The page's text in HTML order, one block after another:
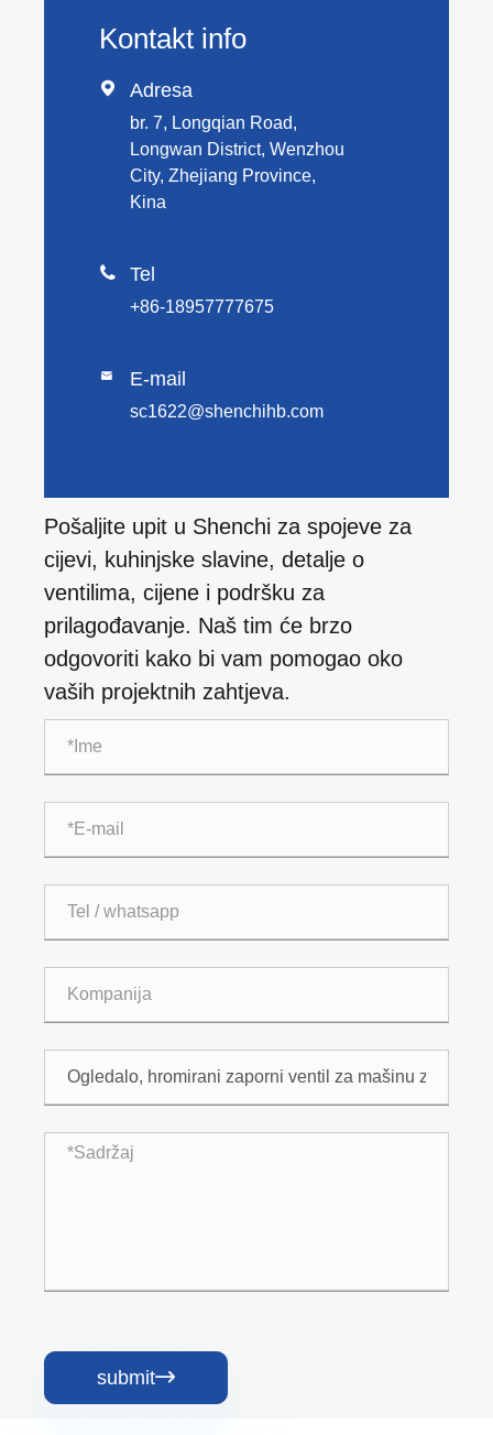
Kontakt info
 Adresa
br. 7, Longqian Road,
Longwan District, Wenzhou
City, Zhejiang Province,
Kina
 Tel
+86-18957777675
 E-mail
sc1622@shenchihb.com
Pošaljite upit u Shenchi za spojeve za
cijevi, kuhinjske slavine, detalje o
ventilima, cijene i podršku za
prilagođavanje. Naš tim će brzo
odgovoriti kako bi vam pomogao oko
vaših projektnih zahtjeva.
submit